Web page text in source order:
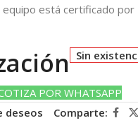
equipo está certificado
Sin
POR WHATSAPP
deseos Comparte: